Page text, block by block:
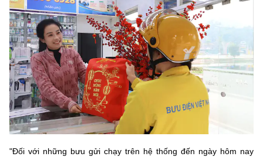
"Đối với những bưu gửi chạy trên hệ thống đến ngày hôm nay